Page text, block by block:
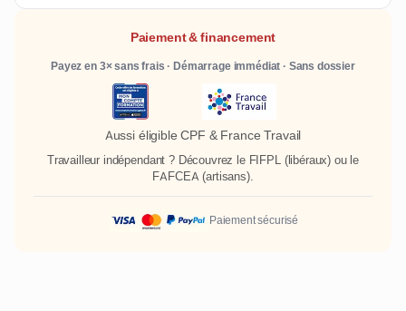
Paiement & financement
Payez en 3× sans frais · Démarrage immédiat · Sans dossier
Aussi éligible CPF & France Travail
Travailleur indépendant ? Découvrez le FIFPL(libéraux) ou le
FAFCEA (artisans).
Paiement sécurisé